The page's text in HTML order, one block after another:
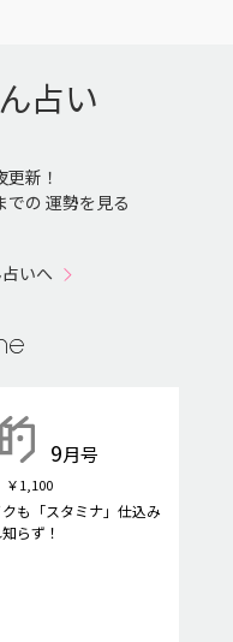
占い
新！
の 運勢を見る
いへ
9月号
1,100
も「スタミナ」仕込み
らず！